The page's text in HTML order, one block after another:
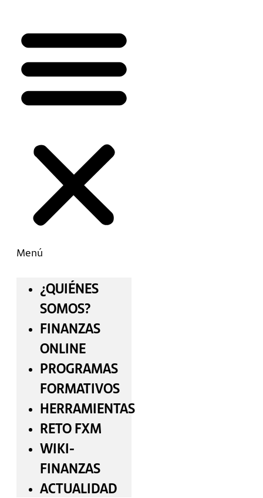
Menú
¿QUIÉNES
SOMOS?
FINANZAS
ONLINE
PROGRAMAS
FORMATIVOS
HERRAMIENTAS
RETO FXM
WIKI-
FINANZAS
ACTUALIDAD